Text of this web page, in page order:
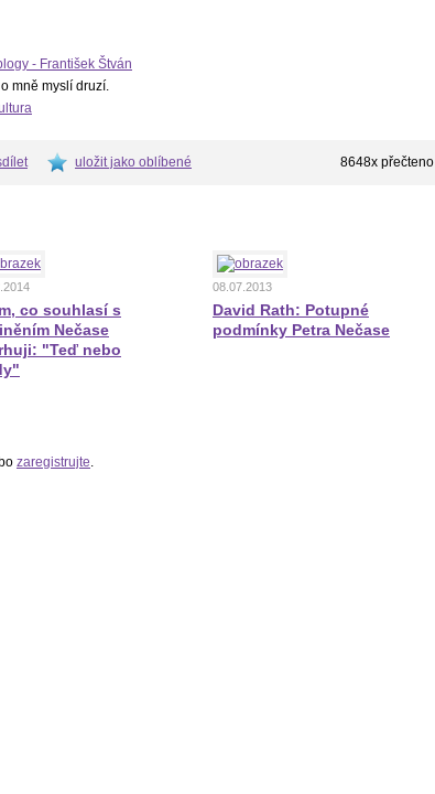
- František Štván
mně myslí druzí.
uložit jako oblíbené 8648x přečteno
co souhlasí s
Nečase
"Teď nebo
08.07.2013
David Rath: Potupné
podmínky Petra Nečase
zaregistrujte